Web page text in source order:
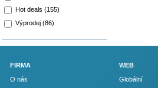
Hot deals (155)
Výprodej (86)
FIRMA
O nás
WEB
Globální